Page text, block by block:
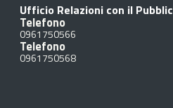
Ufficio Relazioni con il
Telefono
0961750566
Telefono
0961750568